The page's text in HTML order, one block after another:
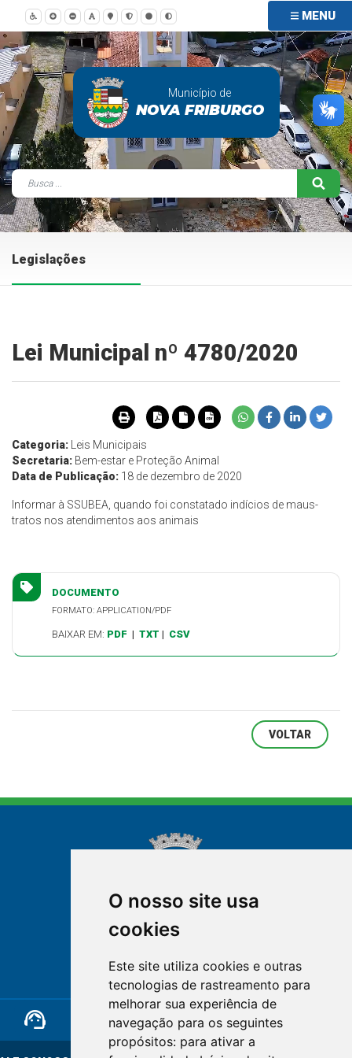
O nosso site usa
cookies
Este site utiliza cookies e outras
tecnologias de rastreamento para
melhorar sua experiência de
navegação para os seguintes
propósitos: para ativar a
MENU
Município de
NOVA FRIBURGO
Legislações
Lei Municipal nº 4780/2020
Categoria:
Leis Municipais
Secretaria: Bem-estar e Proteção Animal
Data de Publicação: 18 de dezembro de 2020
Informar à SSUBEA, quando foi constatado indícios de maus-
tratos nos atendimentos aos animais
DOCUMENTO
FORMATO: APPLICATION/PDF
BAIXAR EM: PDF | TXT | CSV
VOLTAR
NOVA FRIBURGO
RIO DE JANEIRO
support_agent mail